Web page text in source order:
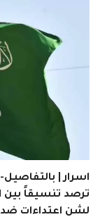
اسرار |
ترصد تنسيقاً بين
لشن اعتداءات ضد